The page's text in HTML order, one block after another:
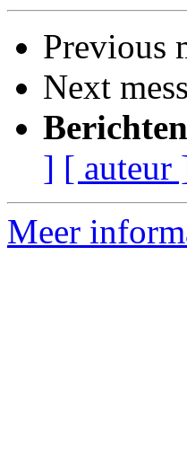
Previous
Next
] [ auteur
Meer